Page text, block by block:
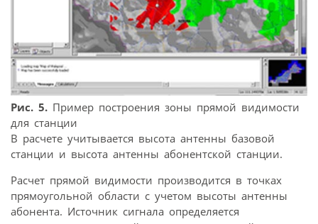
Рис. 5. Пример построения зоны прямой видимости
для станции
В расчете учитывается высота антенны базовой
станции и высота антенны абонентской станции.
Расчет прямой видимости производится в точках
прямоугольной области с учетом высоты антенны
абонента. Источник сигнала определяется